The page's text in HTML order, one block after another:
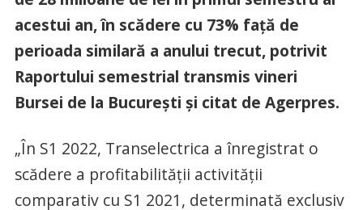
acestui an, în scădere cu 73% faţă de
perioada similară a anului trecut, potrivit
Raportului semestrial transmis vineri
Bursei de la Bucureşti și citat de Agerpres.
„În S1 2022, Transelectrica a înregistrat o
scădere a profitabilităţii activităţii
comparativ cu S1 2021, determinată exclusiv